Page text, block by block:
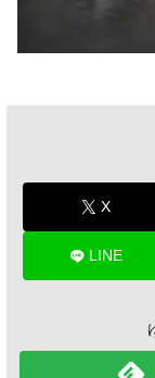
X
LINE